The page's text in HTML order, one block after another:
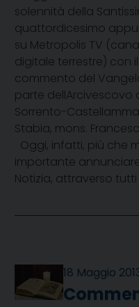
solennità della
quattordicesimo
su Metropolis TV
digitale terrestre) con il
commento del
parte dellArcivescovo
Sorrento-
Stabia, mons.
Oggi, infatti, più che
importante
Notizia, attraverso tutti
18 Maggio